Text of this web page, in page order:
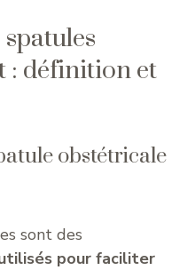
: définition et
obstétricale
sont des
pour faciliter